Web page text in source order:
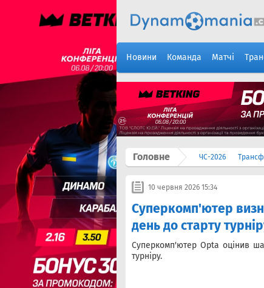
Новини Команда Матчі
Головне ЧС-2026
10 червня 2026 15:34
Суперкомп'ютер
день до старту
Суперкомп'ютер Opta оцінив
турніру.